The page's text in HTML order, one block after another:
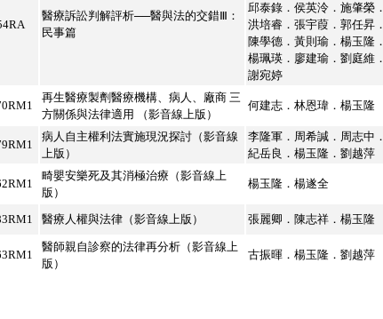
醫療訴訟判解評析──醫與法的交錯Ⅲ：
民事篇
邱泰錄．侯英泠．施肇榮．
洪培睿．張宇葭．郭任昇．
陳學德．黃則瑜．楊玉隆．
楊珮瑛．廖建瑜．劉庭維．
謝宛婷
再生醫療製劑醫療機構、病人、廠商 三
方關係與法律適用 （影音線上版）
何建志．林恩瑋．楊玉隆
病人自主權利法實施現況探討（影音線
上版）
李隆軍．周希諴．周志中．
紀岳良．楊玉隆．劉越萍
畸嬰安樂死及其消極治療（影音線上
版）
楊玉隆．楊遂全
醫療人權與法律（影音線上版） 張麗卿．陳志祥．楊玉隆
醫師親自診察的法律再分析（影音線上
版）
古振暉．楊玉隆．劉越萍